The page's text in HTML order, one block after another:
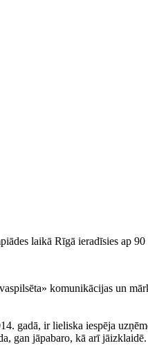
laikā Rīgā ieradīsies ap
komunikācijas un
gadā, ir lieliska iespēja
gan jāpabaro, kā arī jāizklaidē.